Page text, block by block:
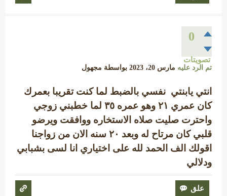
0
تصويتات
تم الرد عليه مارس 20، 2023 بواسطة مجهول
انتي يابنتي نفسي بالضبط لما كنت تقريبا بعمرك
كان عمري ٢١ وهو عمره ٣٥ لما خطبني زوجي
واحترت صليت صلاه الاستخاره ووافقت ويرضو
قلبي كان مرتاح له وبعد ٢٠ سنه الان من زواجنا
اقولك الف الحمد لله على اختياري انا لسى بشبابي
ودلالي